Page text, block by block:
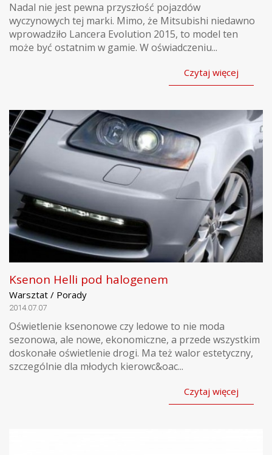
Nadal nie jest pewna przyszłość pojazdów
wyczynowych tej marki. Mimo, że Mitsubishi niedawno
wprowadziło Lancera Evolution 2015, to model ten
może być ostatnim w gamie. W oświadczeniu...
Czytaj więcej
Ksenon Helli pod halogenem
Warsztat / Porady
2014.07.07
Oświetlenie ksenonowe czy ledowe to nie moda
sezonowa, ale nowe, ekonomiczne, a przede wszystkim
doskonałe oświetlenie drogi. Ma też walor estetyczny,
szczególnie dla młodych kierowc&oac...
Czytaj więcej